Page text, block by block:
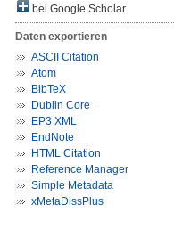
bei Google Scholar
Daten exportieren
ASCII Citation
Atom
BibTeX
Dublin Core
EP3 XML
EndNote
HTML Citation
Reference Manager
Simple Metadata
xMetaDissPlus